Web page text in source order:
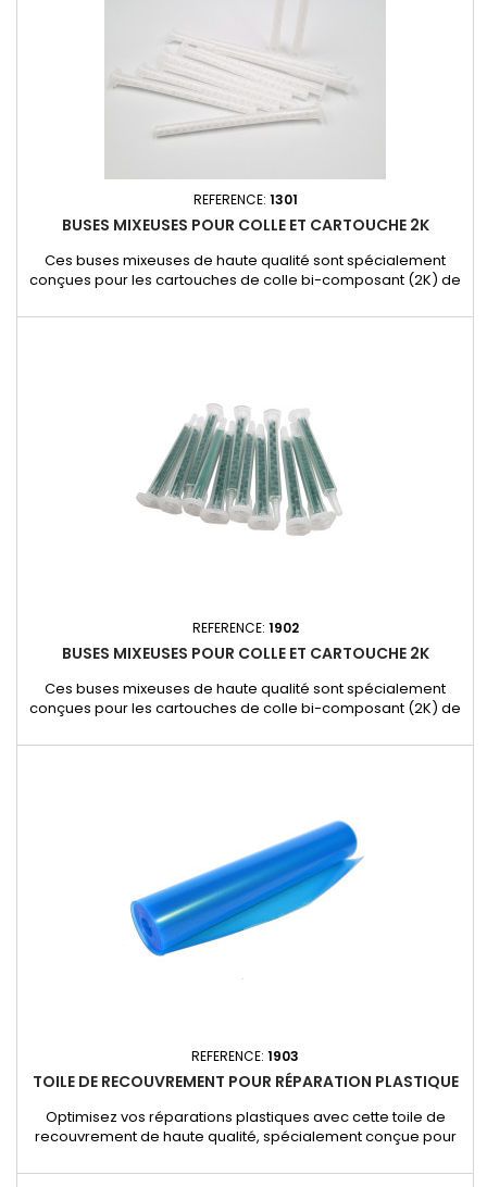
REFERENCE: 1301
BUSES MIXEUSES POUR COLLE ET CARTOUCHE 2K
Ces buses mixeuses de haute qualité sont spécialement
conçues pour les cartouches de colle bi-composant (2K) de
composants pour garantir une application précise et des
REFERENCE: 1902
BUSES MIXEUSES POUR COLLE ET CARTOUCHE 2K
Ces buses mixeuses de haute qualité sont spécialement
conçues pour les cartouches de colle bi-composant (2K) de
pour garantir une application précise et des résultats
REFERENCE: 1903
TOILE DE RECOUVREMENT POUR RÉPARATION PLASTIQUE
Optimisez vos réparations plastiques avec cette toile de
recouvrement de haute qualité, spécialement conçue pour
surface extérieure des réparations pour couvrir efficacement